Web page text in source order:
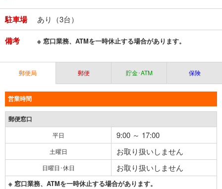
駐車場 あり（3台）
備考 ※ 窓口業務、ATMを一時休止する場合があります。
郵便局 郵便 貯金･ATM 保険
営業時間
郵便窓口
平日 9:00 ～ 17:00
土曜日 お取り扱いしません
日曜日･休日 お取り扱いしません
※ 窓口業務、ATMを一時休止する場合があります。